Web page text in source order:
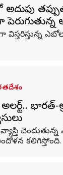
విస్తరిస్తున్న
భారత్-
కలిగిస్తోంది.